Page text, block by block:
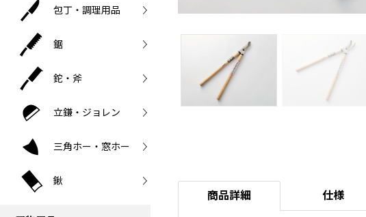
包丁・調理用品
鋸
鉈・斧
立鎌・ジョレン
三角ホー・窓ホー
鍬
商品詳細 仕様